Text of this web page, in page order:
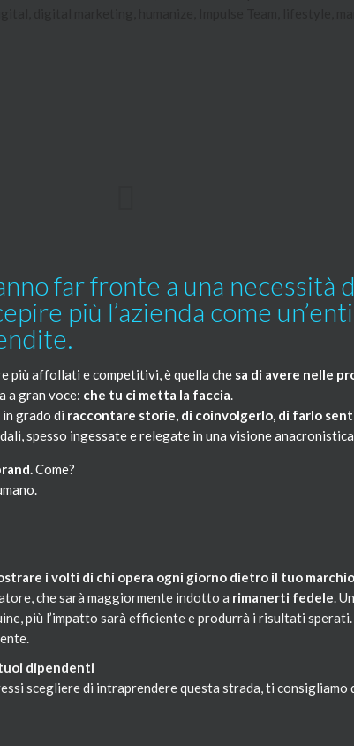
far fronte a una necessità
più l’azienda come
più affollati e competitivi, è quella che sa di avere nelle
a gran voce: che tu ci metta la faccia.
grado di raccontare storie, di coinvolgerlo, di farlo
spesso ingessate e relegate in una visione
Come?
i volti di chi opera ogni giorno dietro il tuo marchio
che sarà maggiormente indotto a rimanerti fedele.
più l’impatto sarà efficiente e produrrà i risultati
dipendenti
scegliere di intraprendere questa strada, ti consigliamo